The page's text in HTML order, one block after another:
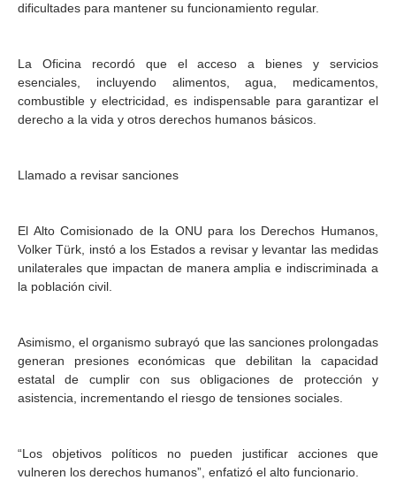
dificultades para mantener su funcionamiento regular.
La Oficina recordó que el acceso a bienes y servicios
esenciales, incluyendo alimentos, agua, medicamentos,
combustible y electricidad, es indispensable para garantizar el
derecho a la vida y otros derechos humanos básicos.
Llamado a revisar sanciones
El Alto Comisionado de la ONU para los Derechos Humanos,
Volker Türk, instó a los Estados a revisar y levantar las medidas
unilaterales que impactan de manera amplia e indiscriminada a
la población civil.
Asimismo, el organismo subrayó que las sanciones prolongadas
generan presiones económicas que debilitan la capacidad
estatal de cumplir con sus obligaciones de protección y
asistencia, incrementando el riesgo de tensiones sociales.
“Los objetivos políticos no pueden justificar acciones que
vulneren los derechos humanos”, enfatizó el alto funcionario.